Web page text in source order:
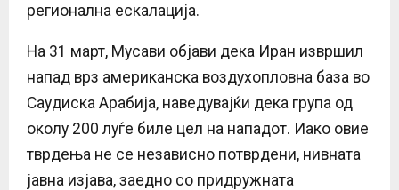
регионална ескалација.
На 31 март, Мусави објави дека Иран извршил
напад врз американска воздухопловна база во
Саудиска Арабија, наведувајќи дека група од
околу 200 луѓе биле цел на нападот. Иако овие
тврдења не се независно потврдени, нивната
јавна изјава, заедно со придружната